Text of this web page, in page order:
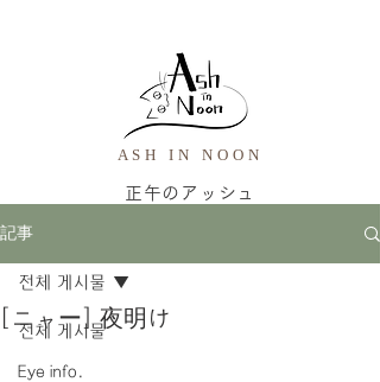
ASH IN NOON
正午のアッシュ
記事
전체 게시물
Eye info.
전체 게시물
[ニャー] 夜明け